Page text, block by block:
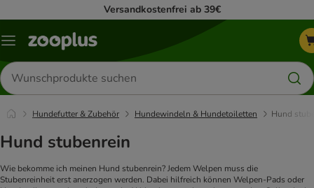
Versandkostenfrei ab 39€
Menü
Produkte
suchen
Hundefutter & Zubehör Hundewindeln & Hundetoiletten Hund
Hund stubenrein
Wie bekomme ich meinen Hund stubenrein? Jedem Welpen muss die
Stubenreinheit erst anerzogen werden. Dabei hilfreich können Welpen-Pads oder